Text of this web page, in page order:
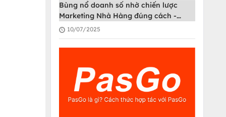
Bùng nổ doanh số nhờ chiến lược
Marketing Nhà Hàng đúng cách -
PasGo
10/07/2025